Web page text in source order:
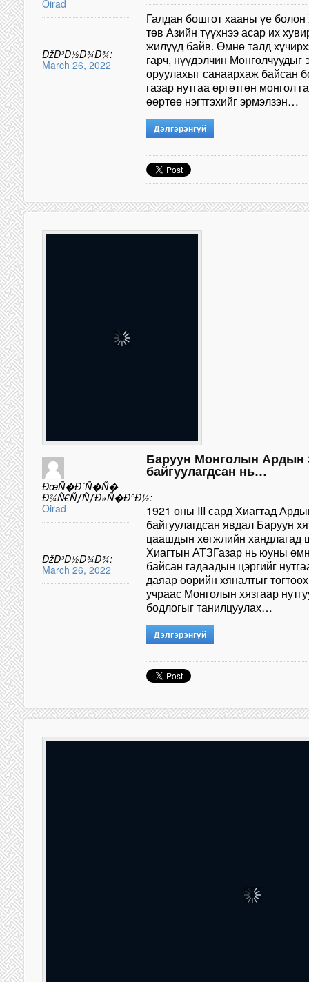
Oirad
ÐžÐ³Ð½Ð¾Ð¾:
March 26, 2022
Галдан бошгот хааны үе болон
төв Азийн түүхнээ асар их
жилүүд байв. Өмнө талд
гарч, нүүдэлчин
оруулахыг санаархаж байсан
газар нутгаа өргөтгөн монгол
өөртөө нэгтгэхийг эрмэлзэн…
Дэлгэрэнгүй
ÐœÑ�Ð´Ñ�Ñ�
Ð¾Ñ€ÑƒÑƒÐ»Ñ�Ð°Ð½:
Oirad
ÐžÐ³Ð½Ð¾Ð¾:
March 26, 2022
Баруун Монголын Ардын
байгуулагдсан нь…
1921 оны III сард Хиагтад
байгуулагдсан явдал Баруун
цаашдын хөгжлийн хандлагад
Хиагтын АТЗГазар нь юуны
байсан гадаадын цэргийг
даяар өөрийн хяналтыг
учраас Монголын хязгаар
бодлогыг танилцуулах…
Дэлгэрэнгүй